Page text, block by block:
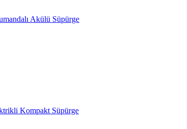
Akülü Süpürge
Kompakt Süpürge